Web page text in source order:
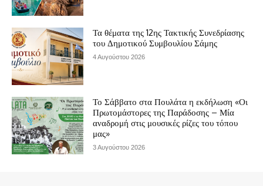
Τα θέματα της 12ης Τακτικής Συνεδρίασης
του Δημοτικού Συμβουλίου Σάμης
4 Αυγούστου 2026
Το Σάββατο στα Πουλάτα η εκδήλωση «Οι
Πρωτομάστορες της Παράδοσης – Μία
αναδρομή στις μουσικές ρίζες του τόπου
μας»
3 Αυγούστου 2026